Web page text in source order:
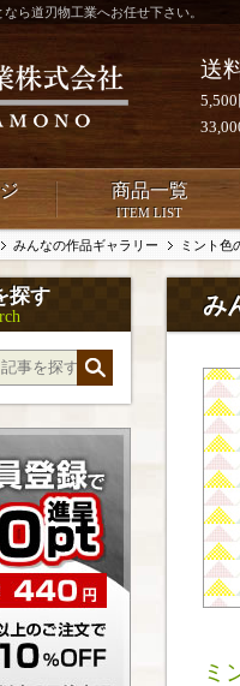
ら道刃物工業へお任せ下さい。
送
商品一覧
ITEM LIST
みんなの作品ギャラリー ミント色
み
ミ
探す